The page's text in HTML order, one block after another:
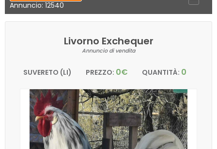
Annuncio: 12540
Livorno Exchequer
Annuncio di vendita
SUVERETO (LI) PREZZO: 0€ QUANTITÀ: 0